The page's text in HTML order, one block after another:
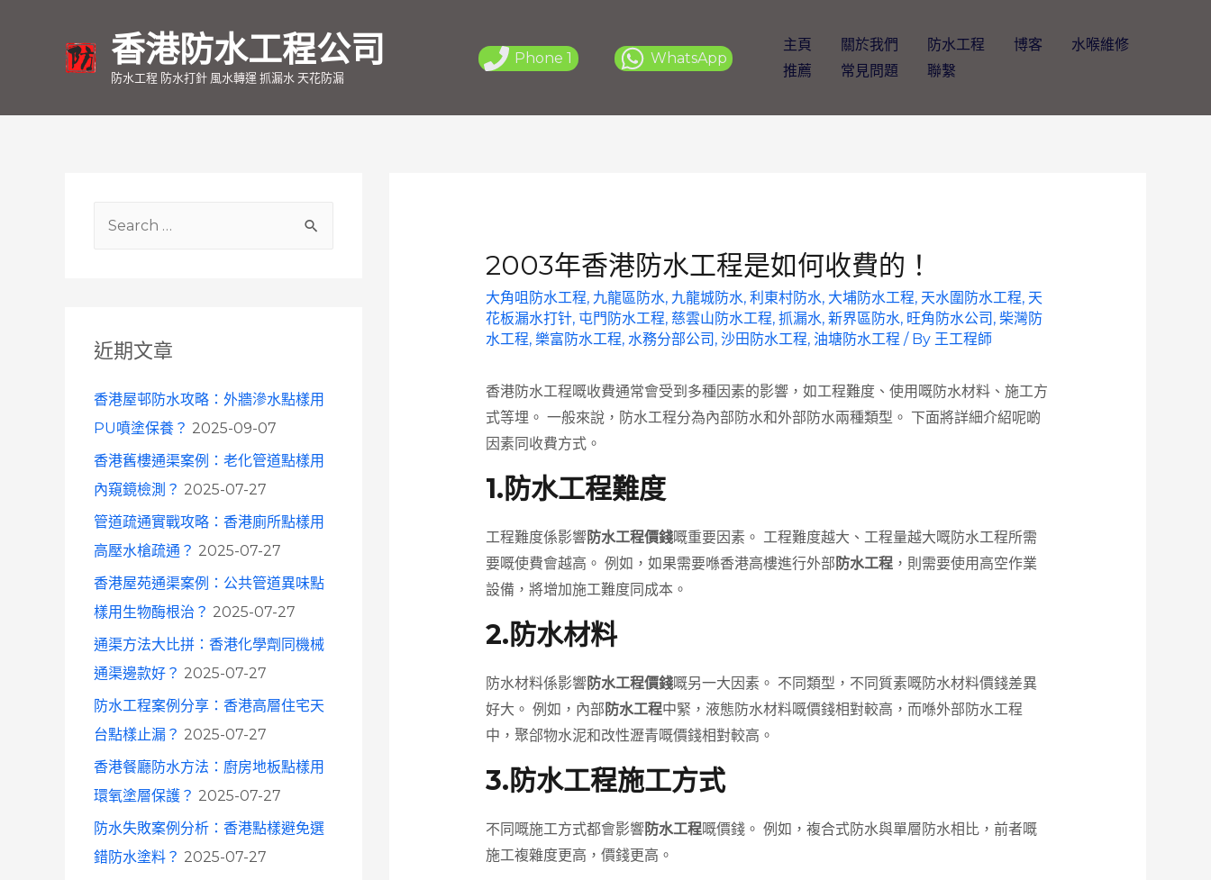
香港防水工程公司
防水工程 防水打針 風水轉運 抓漏水 天花防漏
Phone 1 WhatsApp
主頁 關於我們 防水工程 博客
水喉維修
推薦
常見問題 聯繫
h
近期文章
香港屋邨防水攻略：外牆滲水點樣用
PU噴塗保養？ 2025-09-07
香港舊樓通渠案例：老化管道點樣用
內窺鏡檢測？ 2025-07-27
管道疏通實戰攻略：香港廁所點樣用
高壓水槍疏通？ 2025-07-27
香港屋苑通渠案例：公共管道異味點
樣用生物酶根治？ 2025-07-27
通渠方法大比拼：香港化學劑同機械
通渠邊款好？ 2025-07-27
防水工程案例分享：香港高層住宅天
台點樣止漏？ 2025-07-27
香港餐廳防水方法：廚房地板點樣用
環氧塗層保護？ 2025-07-27
防水失敗案例分析：香港點樣避免選
錯防水塗料？ 2025-07-27
2003年香港防水工程是如何收費的！
大角咀防水工程, 九龍區防水, 九龍城防水, 利東村防水, 大埔防水工程, 天水圍防水工程, 天
花板漏水打针, 屯門防水工程, 慈雲山防水工程, 抓漏水, 新界區防水, 旺角防水公司 , 柴灣防
水工程, 樂富防水工程, 水務分部公司 , 沙田防水工程, 油塘防水工程 / By 王工程師
香港防水工程嘅收費通常會受到多種因素的影響，如工程難度、使用嘅防水材料、施工方
式等埋。 一般來說，防水工程分為內部防水和外部防水兩種類型。 下面將詳細介紹呢啲
因素同收費方式。
1.防水工程難度
工程難度係影響防水工程價錢嘅重要因素。 工程難度越大、工程量越大嘅防水工程所需
要嘅使費會越高。 例如，如果需要喺香港高樓進行外部 防水工程，則需要使用高空作業
設備，將增加施工難度同成本。
2.防水材料
防水材料係影響防水工程價錢嘅另一大因素。 不同類型，不同質素嘅防水材料價錢差異
好大。 例如，內部 防水工程中緊，液態防水材料嘅價錢相對較高，而喺外部防水工程
中，聚郃物水泥和改性瀝青嘅價錢相對較高。
3.防水工程施工方式
不同嘅施工方式都會影響防水工程嘅價錢。 例如，複合式防水與單層防水相比，前者嘅
施工複雜度更高，價錢更高。